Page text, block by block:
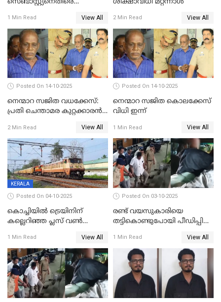
1 Min Read View All 2 Min Read View All
Posted On 14-10-2025
നെന്മാറ സജിത വധക്കേസ്:
പ്രതി ചെന്താമര കുറ്റക്കാരൻ,
നടത്തിയത്
ഇരട്ടക്കൊലപാതകം
2 Min Read View All
Posted On 14-10-2025
നെന്മാറ സജിത കൊലക്കേസ്
വിധി ഇന്ന്
1 Min Read View All
KERALA
Posted On 04-10-2025
കൊച്ചിയില്‍ ട്രെയിനിന്
കല്ലെറിഞ്ഞ പ്ലസ് വൺ
കല്ലേറിൽ അഗ്നിരക്ഷാസേന
ഉദ്യോഗസ്ഥന് പരിക്കേറ്റിരുന്നു
1 Min Read View All
Posted On 03-10-2025
രണ്ട് വയസുകാരിയെ
തട്ടികൊണ്ടുപോയി പീഡിപ്പിച്ച
തടവ്
1 Min Read View All